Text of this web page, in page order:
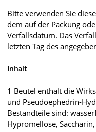
Bitte verwenden Sie
dem auf der Packung
Verfallsdatum. Das
letzten Tag des
Inhalt
1 Beutel enthält die
und Pseudoephedrin-
Bestandteile sind:
Hypromellose,